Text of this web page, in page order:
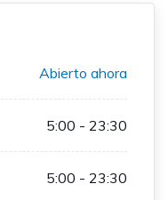
Abierto ahora
5:00 - 23:30
5:00 - 23:30